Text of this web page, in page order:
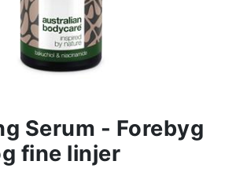
Serum - Forebyg
fine linjer